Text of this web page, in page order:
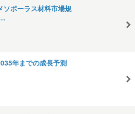
ソポーラス材料市場規
年までの成長予測